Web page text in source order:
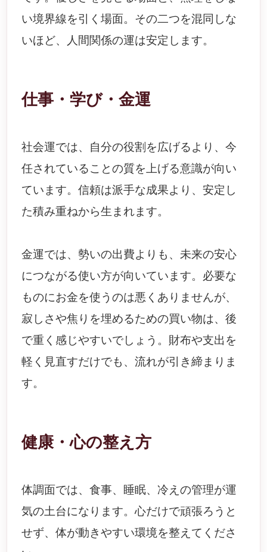
い境界線を引く場面。その二つを混同しな
いほど、人間関係の運は安定します。
仕事・学び・金運
社会運では、自分の役割を広げるより、今
任されていることの質を上げる意識が向い
ています。信頼は派手な成果より、安定し
た積み重ねから生まれます。
金運では、勢いの出費よりも、未来の安心
につながる使い方が向いています。必要な
ものにお金を使うのは悪くありませんが、
寂しさや焦りを埋めるための買い物は、後
で重く感じやすいでしょう。財布や支出を
軽く見直すだけでも、流れが引き締まりま
す。
健康・心の整え方
体調面では、食事、睡眠、冷えの管理が運
気の土台になります。心だけで頑張ろうと
せず、体が動きやすい環境を整えてくださ